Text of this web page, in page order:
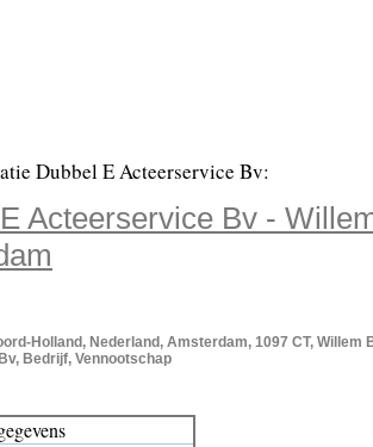
Dubbel E Acteerservice Bv:
Acteerservice Bv -
Holland, Nederland, Amsterdam, 1097 CT, Willem
Bedrijf, Vennootschap